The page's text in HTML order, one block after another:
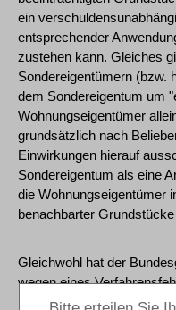
ein
entsprechender
zustehen kann. Gleiches
Sondereigentümern (bzw.
dem Sondereigentum um
Wohnungseigentümer
grundsätzlich nach
Einwirkungen hierauf
Sondereigentum als eine
die Wohnungseigentümer
benachbarter
Gleichwohl hat der
wegen eines
neuen Verhandlung und